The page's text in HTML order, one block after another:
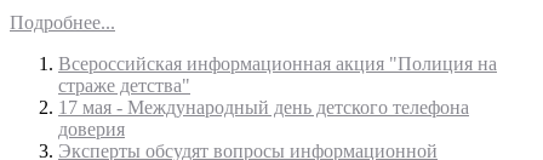
Подробнее...
Всероссийская информационная акция "Полиция на
страже детства"
17 мая - Международный день детского телефона
доверия
Эксперты обсудят вопросы информационной